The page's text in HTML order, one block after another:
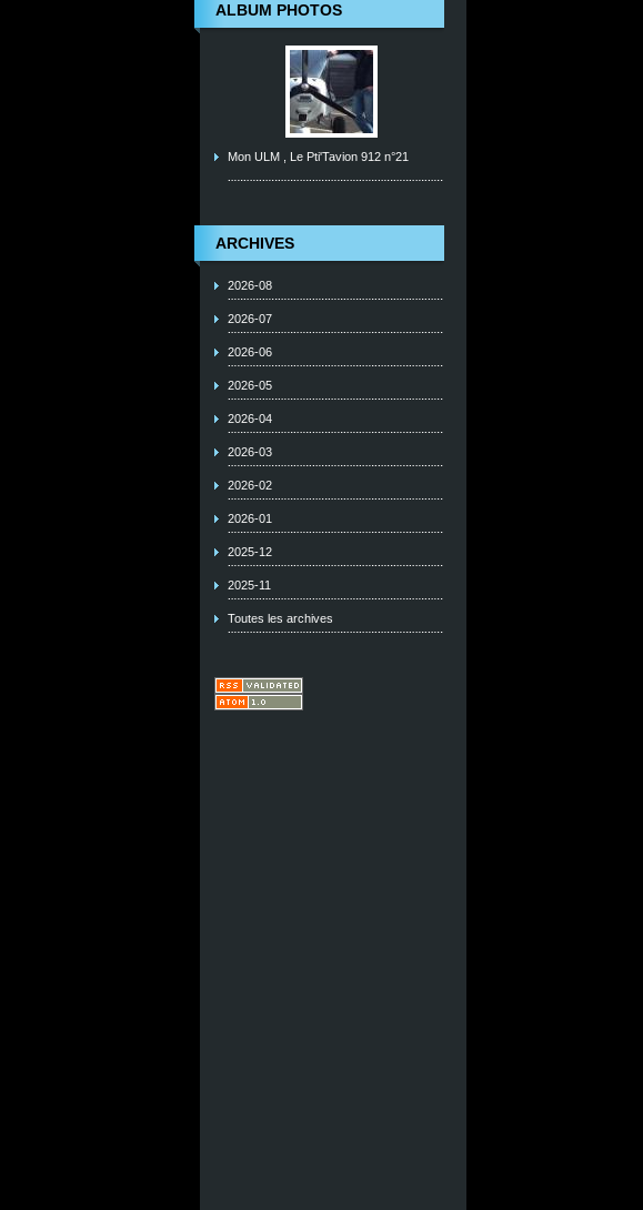
ALBUM PHOTOS
Mon ULM , Le Pti'Tavion 912 n°21
ARCHIVES
2026-08
2026-07
2026-06
2026-05
2026-04
2026-03
2026-02
2026-01
2025-12
2025-11
Toutes les archives